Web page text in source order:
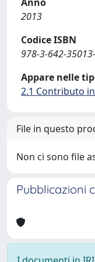
2013
Codice ISBN
978-3-642-
Appare nelle
2.1 Contributo
File in questo
Non ci sono file
Pubblicazioni